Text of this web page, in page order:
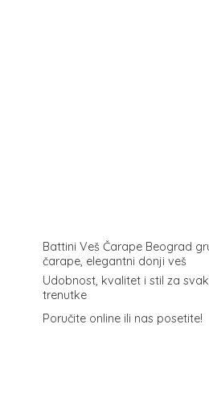
Battini Veš Čarape Beograd
čarape, elegantni donji veš
Udobnost, kvalitet i stil za
trenutke
Poručite online ili nas posetite!